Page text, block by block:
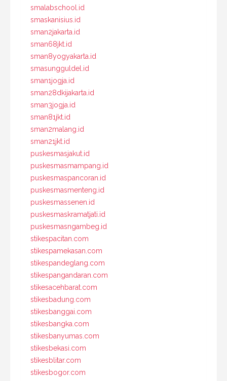
smalabschool.id
smaskanisius.id
sman2jakarta.id
sman68jkt.id
sman8yogyakarta.id
smasungguldel.id
sman1jogja.id
sman28dkijakarta.id
sman3jogja.id
sman81jkt.id
sman2malang.id
sman21jkt.id
puskesmasjakut.id
puskesmasmampang.id
puskesmaspancoran.id
puskesmasmenteng.id
puskesmassenen.id
puskesmaskramatjati.id
puskesmasngambeg.id
stikespacitan.com
stikespamekasan.com
stikespandeglang.com
stikespangandaran.com
stikesacehbarat.com
stikesbadung.com
stikesbanggai.com
stikesbangka.com
stikesbanyumas.com
stikesbekasi.com
stikesblitar.com
stikesbogor.com